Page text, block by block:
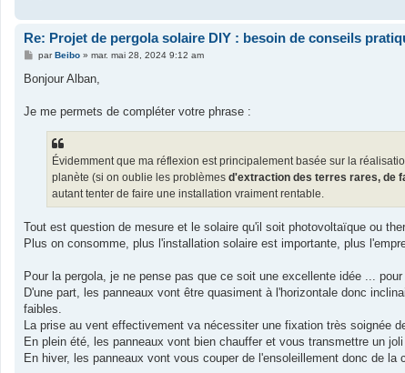
Re: Projet de pergola solaire DIY : besoin de conseils
M
s
g
parBeibo» mar. mai 28, 2024 9:12 am
Bonjour Alban,
Je me permets de compléter votre phrase :
Évidemment que ma réflexion est principalement basée sur la
planète (si on oublie les problèmes d'extraction des terres rares, de
autant tenter de faire une installation vraiment rentable.
Tout est question de mesure et le solaire qu'il soit photovoltaïque ou
Plus on consomme, plus l'installation solaire est importante, plus
Pour la pergola, je ne pense pas que ce soit une excellente idée ...
D'une part, les panneaux vont être quasiment à l'horizontale donc
faibles.
La prise au vent effectivement va nécessiter une fixation très soignée
En plein été, les panneaux vont bien chauffer et vous transmettre un
En hiver, les panneaux vont vous couper de l'ensoleillement donc de la